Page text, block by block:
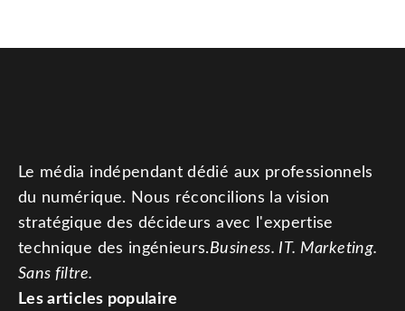
Le média indépendant dédié aux professionnels
du numérique. Nous réconcilions la vision
stratégique des décideurs avec l'expertise
technique des ingénieurs.Business. IT. Marketing.
Sans filtre.
Les articles populaire